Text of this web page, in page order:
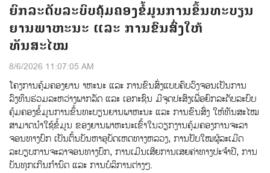
ຍົກລະດັບລະບົບຄຸ້ມຄອງຂໍ້ມູນການຂຶ້ນທະບຽນ
ຍານພາຫະນະ ແລະ ການຂົນສົ່ງໃຫ້
ທັນສະໄໝ
8/6/2026 11:07:05 AM
ໂຄງການຄຸ້ມຄອງຍານ າຫະນະ ແລະ ການຂົນສົ່ງແບບຄົບວົງຈອນເປັນການ
ລົງທຶນຮ່ວມລະຫວ່າງພາກລັດ ແລະ ເອກະຊົນ ມີຈຸດປະສົງເພື່ອຍົກລະດັບລະບົບ
ຄຸ້ມຄອງຂ້ໍມູນການຂ້ຶນທະບຽນຍານພາຫະນະ ແລະ ການຂົນສ່ົງ ໃຫ້ທັນສະໄໝ
ສາມາດນຳໃຊ້ຂໍ້ມູນ ຂອງຍານພາຫະນະເຂົ້າໃນວຽກງານຄຸ້ມຄອງການຈະລາ
ຈອນທາງບົກ ເປັນຕົ້ນບັນຫາອຸບັດເຫດທາງຫລວງ, ການປັບໃໝຜູ້ລະເມີດ
ລະບຽບການຈະລາຈອນທາງບົກ, ການເມີນເສີຍການເສຍຄ່າທາງປະຈຳປີ, ການ
ບັນທຸກເກີນກຳນົດ ແລະ ການບໍລິການຕ່າງໆ.